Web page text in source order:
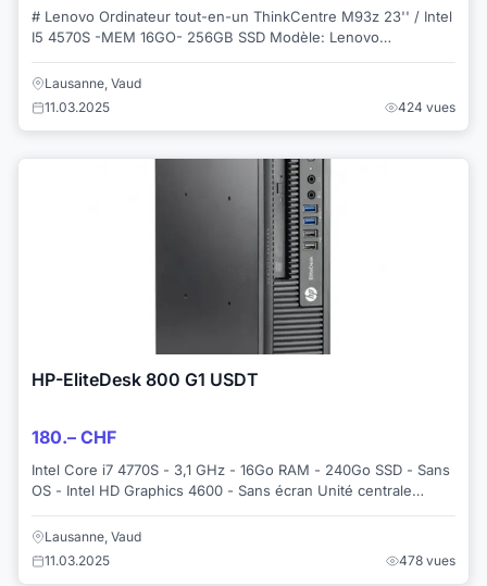
# Lenovo Ordinateur tout-en-un ThinkCentre M93z 23'' / Intel
I5 4570S -MEM 16GO- 256GB SSD Modèle: Lenovo
Lausanne, Vaud
11.03.2025
424 vues
HP-EliteDesk 800 G1 USDT
180.– CHF
Intel Core i7 4770S - 3,1 GHz - 16Go RAM - 240Go SSD - Sans
OS - Intel HD Graphics 4600 - Sans écran Unité centrale
reconditionnée dans nos atelier...
Lausanne, Vaud
11.03.2025
478 vues